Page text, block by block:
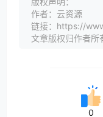
作者：云资源
链接：https://
文章版权归作者所
0